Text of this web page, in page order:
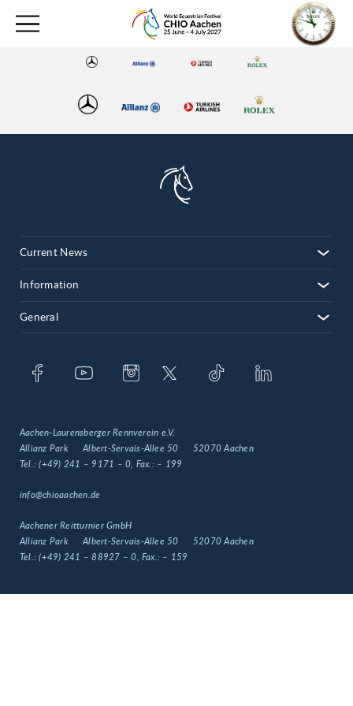
Current News
Information
General
Aachen-Laurensberger Rennverein e.V.
Allianz Park
Albert-Servais-Allee 50
52070 Aachen
Tel.:(+49) 241 – 9171 – 0 , Fax.: – 199
info@chioaachen.de
Aachener Reitturnier GmbH
Allianz Park
Albert-Servais-Allee 50
52070 Aachen
Tel.:(+49) 241 – 88927 – 0 , Fax.: – 159